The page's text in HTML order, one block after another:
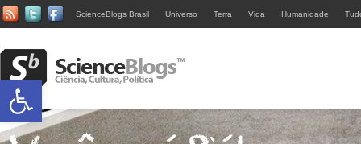
ScienceBlogs Brasil Universo Terra Vida Humanidade
Abrir a barra de ferramentas